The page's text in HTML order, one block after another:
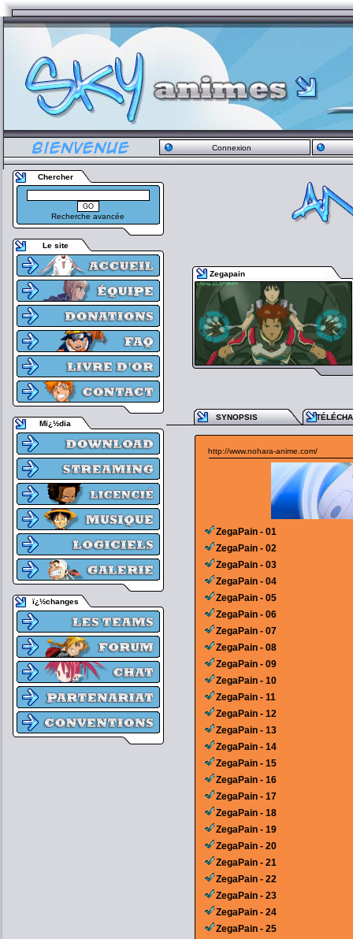
Connexion
Chercher
Recherche avancée
Le site
Mï¿½dia
ï¿½changes
Zegapain
SYNOPSIS
http://www.nohara-anime.com/
ZegaPain - 01
ZegaPain - 02
ZegaPain - 03
ZegaPain - 04
ZegaPain - 05
ZegaPain - 06
ZegaPain - 07
ZegaPain - 08
ZegaPain - 09
ZegaPain - 10
ZegaPain - 11
ZegaPain - 12
ZegaPain - 13
ZegaPain - 14
ZegaPain - 15
ZegaPain - 16
ZegaPain - 17
ZegaPain - 18
ZegaPain - 19
ZegaPain - 20
ZegaPain - 21
ZegaPain - 22
ZegaPain - 23
ZegaPain - 24
ZegaPain - 25